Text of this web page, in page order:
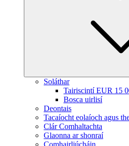
Soláthar
Tairiscintí EUR 15
Bosca uirlisí
Deontais
Tacaíocht eolaíoch agus
Clár Comhaltachta
Glaonna ar shonraí
Comhairliúcháin